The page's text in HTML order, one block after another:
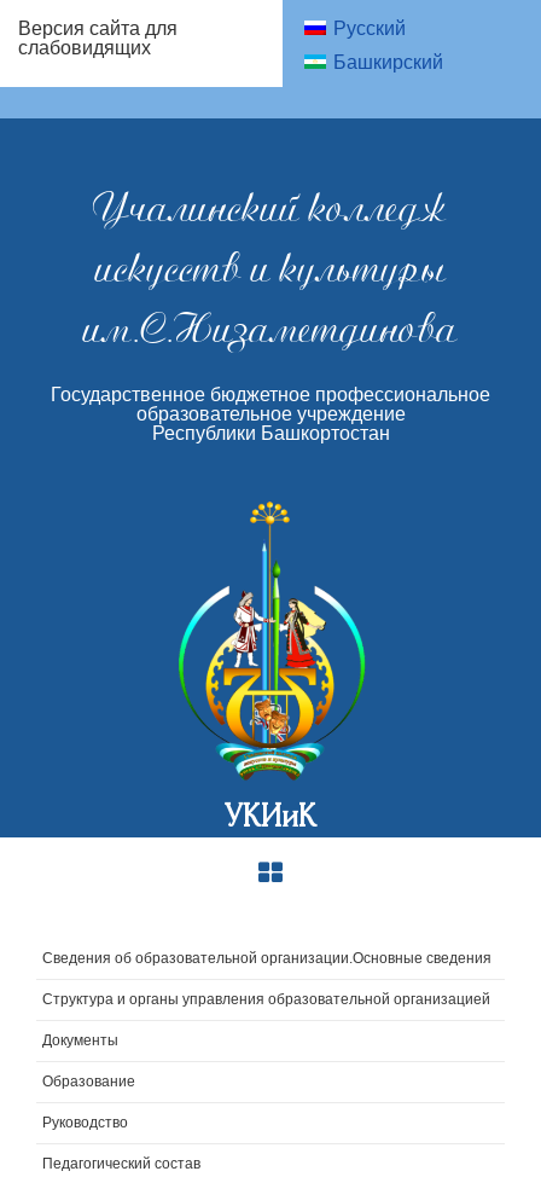
Версия сайта для
слабовидящих
Русский
Башкирский
Учалинский колледж
искусств и культуры
им.С.Низаметдинова
Государственное бюджетное профессиональное
образовательное учреждение
Республики Башкортостан
УКИиК
Сведения об образовательной организации.Основные сведения
Структура и органы управления образовательной организацией
Документы
Образование
Руководство
Педагогический состав